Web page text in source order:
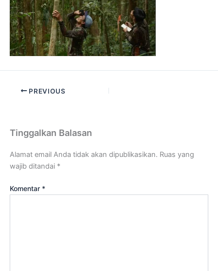
PREVIOUS
Tinggalkan Balasan
Alamat email Anda tidak akan dipublikasikan. Ruas yang
wajib ditandai *
Komentar *